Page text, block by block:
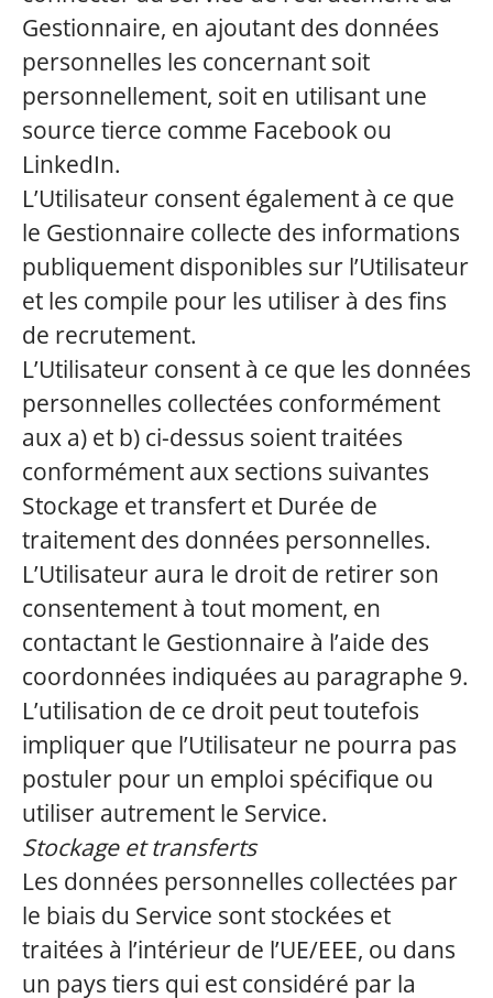
Gestionnaire, en ajoutant des données
personnelles les concernant soit
personnellement, soit en utilisant une
source tierce comme Facebook ou
LinkedIn.
L’Utilisateur consent également à ce que
le Gestionnaire collecte des informations
publiquement disponibles sur l’Utilisateur
et les compile pour les utiliser à des fins
de recrutement.
L’Utilisateur consent à ce que les données
personnelles collectées conformément
aux a) et b) ci-dessus soient traitées
conformément aux sections suivantes
Stockage et transfert et Durée de
traitement des données personnelles.
L’Utilisateur aura le droit de retirer son
consentement à tout moment, en
contactant le Gestionnaire à l’aide des
coordonnées indiquées au paragraphe 9.
L’utilisation de ce droit peut toutefois
impliquer que l’Utilisateur ne pourra pas
postuler pour un emploi spécifique ou
utiliser autrement le Service.
Stockage et transferts
Les données personnelles collectées par
le biais du Service sont stockées et
traitées à l’intérieur de l’UE/EEE, ou dans
un pays tiers qui est considéré par la